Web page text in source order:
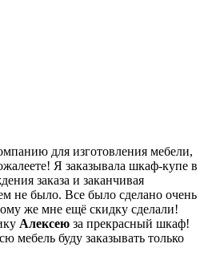
для изготовления мебели,
Я заказывала шкаф-купе в
заказа и заканчивая
не было. Все было сделано очень
же мне ещё скидку сделали!
Алексею за прекрасный шкаф!
мебель буду заказывать только